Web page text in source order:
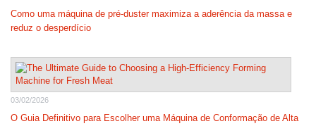
Como uma máquina de pré-duster maximiza a aderência da massa e
reduz o desperdício
03/02/2026
O Guia Definitivo para Escolher uma Máquina de Conformação de Alta